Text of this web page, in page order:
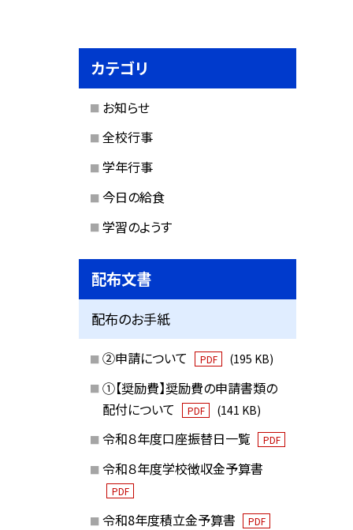
カテゴリ
お知らせ
全校行事
学年行事
今日の給食
学習のようす
配布文書
配布のお手紙
②申請について PDF (195 KB)
①【奨励費】奨励費の申請書類の
配付について
PDF (141 KB)
令和８年度口座振替日一覧 PDF
令和８年度学校徴収金予算書
PDF
令和8年度積立金予算書 PDF